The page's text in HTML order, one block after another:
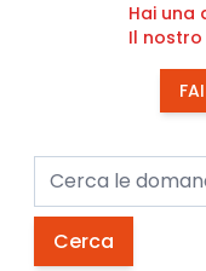
Hai una
Il
Cerca